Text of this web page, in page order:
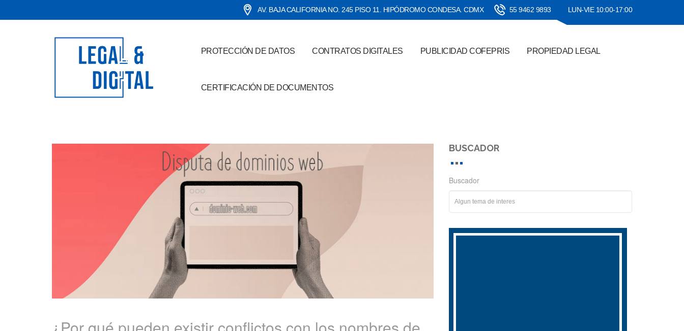
AV. BAJA CALIFORNIA NO. 245 PISO 11. HIPÓDROMO CONDESA. CDMX 55 9462 9893 LUN-VIE 10:00-17:00
PROTECCIÓN DE DATOS CONTRATOS DIGITALES PUBLICIDAD COFEPRIS PROPIEDAD LEGAL
CERTIFICACIÓN DE DOCUMENTOS
BUSCADOR
Buscador